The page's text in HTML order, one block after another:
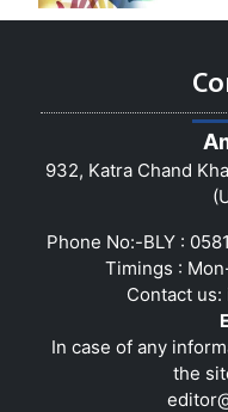
932, Katra Chand
Phone No:-BLY :
Timings :
Contact us:
In case of any
the